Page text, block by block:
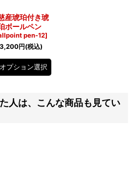
産琥珀付き琥
ボールペン
pen-12]
円(税込)
オプション選択
人は、こんな商品も見てい